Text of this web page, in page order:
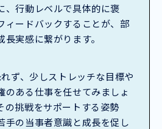
、行動レベルで具体的に褒
ィードバックすることが、部
長実感に繋がります。
ず、少しストレッチな目標や
のある仕事を任せてみましょ
の挑戦をサポートする姿勢
手の当事者意識と成長を促し